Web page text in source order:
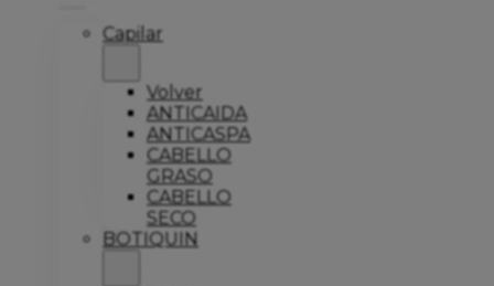
Capilar
Volver
ANTICAIDA
ANTICASPA
CABELLO
GRASO
CABELLO
SECO
BOTIQUIN